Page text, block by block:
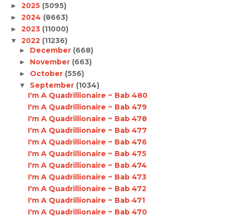
► 2025 (5095)
► 2024 (8663)
► 2023 (11000)
▼ 2022 (11236)
► December (668)
► November (663)
► October (556)
▼ September (1034)
I'm A Quadrillionaire ~ Bab 480
I'm A Quadrillionaire ~ Bab 479
I'm A Quadrillionaire ~ Bab 478
I'm A Quadrillionaire ~ Bab 477
I'm A Quadrillionaire ~ Bab 476
I'm A Quadrillionaire ~ Bab 475
I'm A Quadrillionaire ~ Bab 474
I'm A Quadrillionaire ~ Bab 473
I'm A Quadrillionaire ~ Bab 472
I'm A Quadrillionaire ~ Bab 471
I'm A Quadrillionaire ~ Bab 470